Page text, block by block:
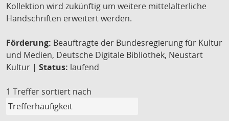
Kollektion wird zukünftig um weitere mittelalterliche
Handschriften erweitert werden.
Förderung: Beauftragte der Bundesregierung für Kultur
und Medien, Deutsche Digitale Bibliothek, Neustart
Kultur | Status: laufend
1 Treffer sortiert nach